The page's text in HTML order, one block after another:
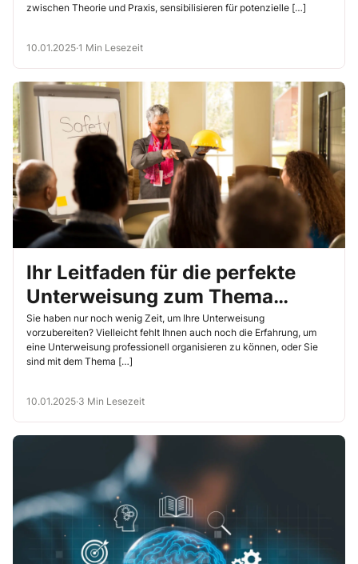
zwischen Theorie und Praxis, sensibilisieren für potenzielle […]
10.01.2025·1 Min Lesezeit
Ihr Leitfaden für die perfekte
Unterweisung zum Thema
„Beleuchtung“
Sie haben nur noch wenig Zeit, um Ihre Unterweisung
vorzubereiten? Vielleicht fehlt Ihnen auch noch die Erfahrung, um
eine Unterweisung professionell organisieren zu können, oder Sie
sind mit dem Thema […]
10.01.2025·3 Min Lesezeit